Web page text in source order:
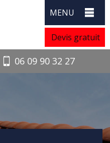
MENU
Devis gratuit
06 09 90 32 27